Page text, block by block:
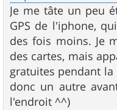
Je me tâte un peu
GPS de l'iphone,
des fois moins. Je
des cartes, mais
gratuites pendant
donc un autre
l'endroit ^^)